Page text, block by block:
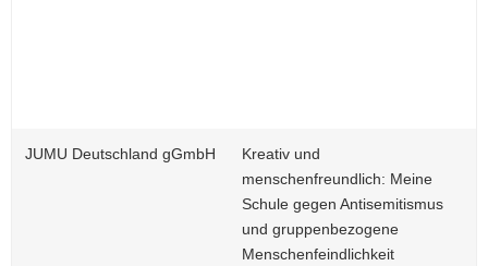
JUMU Deutschland gGmbH
Kreativ und
menschenfreundlich: Meine
Schule gegen Antisemitismus
und gruppenbezogene
Menschenfeindlichkeit